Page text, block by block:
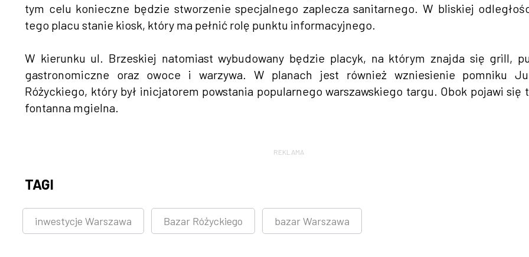
tym celu konieczne będzie stworzenie specjalnego zaplecza sanitarnego. W bliskiej
tego placu stanie kiosk, który ma pełnić rolę punktu informacyjnego.
W kierunku ul. Brzeskiej natomiast wybudowany będzie placyk, na którym znajda się grill,
gastronomiczne oraz owoce i warzywa. W planach jest również wzniesienie pomniku
Różyckiego, który był inicjatorem powstania popularnego warszawskiego targu. Obok pojawi się
fontanna mgielna.
REKLAMA
TAGI
inwestycje Warszawa Bazar Różyckiego bazar Warszawa